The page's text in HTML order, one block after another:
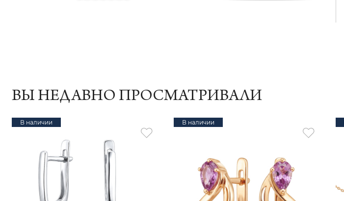
ВЫ НЕДАВНО ПРОСМАТРИВАЛИ
В наличии В наличии